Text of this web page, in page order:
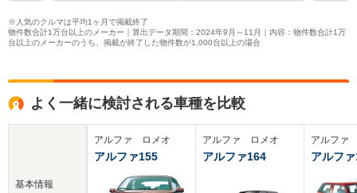
※人気のクルマは平均1ヶ月で掲載終了
物件数合計1万台以上のメーカー｜算出データ期間：2024年9月～11月｜内容：物件数合計1万
台以上のメーカーのうち、掲載が終了した物件数が1,000台以上の場合
よく一緒に検討される車種を比較
基本情報
アルファ ロメオ
アルファ155
アルファ ロメオ
アルファ164
アルファ
アルフ